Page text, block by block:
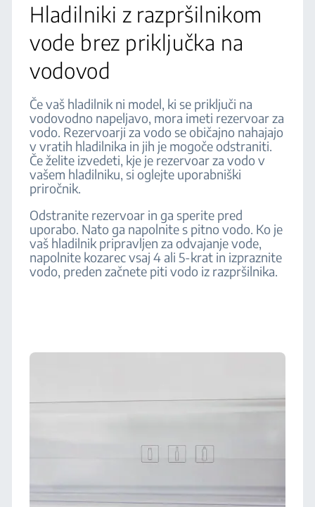
Hladilniki z razpršilnikom
vode brez priključka na
vodovod
Če vaš hladilnik ni model, ki se priključi na
vodovodno napeljavo, mora imeti rezervoar za
vodo. Rezervoarji za vodo se običajno nahajajo
v vratih hladilnika in jih je mogoče odstraniti.
Če želite izvedeti, kje je rezervoar za vodo v
vašem hladilniku, si oglejte uporabniški
priročnik.
Odstranite rezervoar in ga sperite pred
uporabo. Nato ga napolnite s pitno vodo. Ko je
vaš hladilnik pripravljen za odvajanje vode,
napolnite kozarec vsaj 4 ali 5-krat in izpraznite
vodo, preden začnete piti vodo iz razpršilnika.